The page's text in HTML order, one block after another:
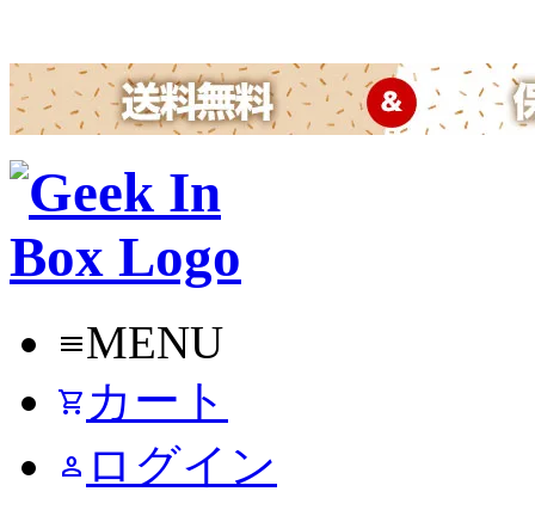
menuMENU
shopping_cart カート
person ログイン